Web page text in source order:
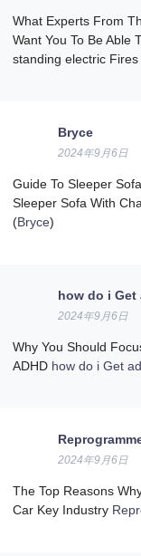
What Experts From
Want You To Be Able
standing electric
Bryce
2024年9月6日
Guide To Sleeper
Sleeper Sofa With
(Bryce)
how do i
2024年9月6日
Why You Should
ADHD how do i Get
2024年9月6日
The Top Reasons
Car Key Industry